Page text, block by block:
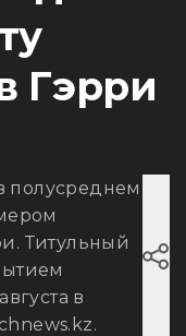
Гэрри
полусреднем
Титульный
в